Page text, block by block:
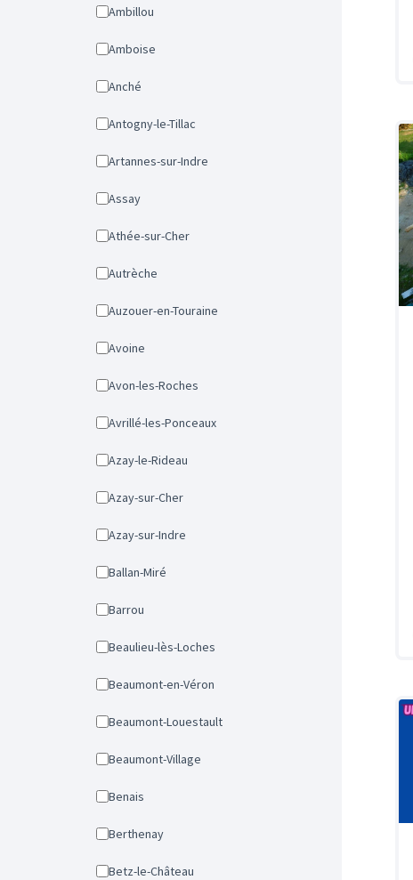
Ambillou
Amboise
Anché
Antogny-le-Tillac
Artannes-sur-Indre
Assay
Athée-sur-Cher
Autrèche
Auzouer-en-Touraine
Avoine
Avon-les-Roches
Avrillé-les-Ponceaux
Azay-le-Rideau
Azay-sur-Cher
Azay-sur-Indre
Ballan-Miré
Barrou
Beaulieu-lès-Loches
Beaumont-en-Véron
Beaumont-Louestault
Beaumont-Village
Benais
Berthenay
Betz-le-Château